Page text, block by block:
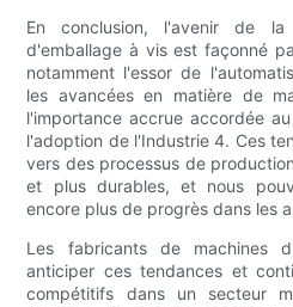
En conclusion, l'avenir de la
d'emballage à vis est façonné
notamment l'essor de
les avancées en matière de
l'importance accrue accordée
l'adoption de l'Industrie 4. Ces
vers des processus de
et plus durables, et nous
encore plus de progrès dans les
Les fabricants de machines
anticiper ces tendances et
compétitifs dans un secteur